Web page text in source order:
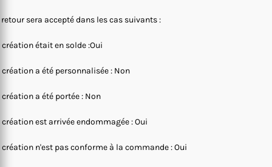
retour sera accepté dans les cas suivants :
création était en solde :Oui
création a été personnalisée : Non
création a été portée : Non
création est arrivée endommagée : Oui
création n'est pas conforme à la commande : Oui